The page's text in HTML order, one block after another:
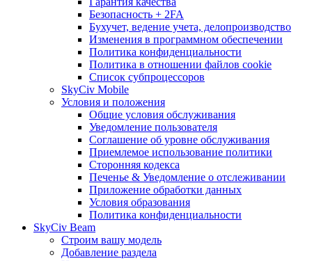
Безопасность + 2FA
Бухучет, ведение учета, делопроизводство
Изменения в программном обеспечении
Политика конфиденциальности
Политика в отношении файлов cookie
Список субпроцессоров
SkyCiv Mobile
Условия и положения
Общие условия обслуживания
Уведомление пользователя
Соглашение об уровне обслуживания
Приемлемое использование политики
Сторонняя кодекса
Печенье & Уведомление о отслеживании
Приложение обработки данных
Условия образования
Политика конфиденциальности
SkyCiv Beam
Строим вашу модель
Добавление раздела